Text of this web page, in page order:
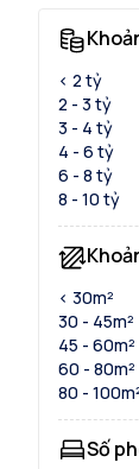
< 2 tỷ
2 - 3 tỷ
3 - 4 tỷ
4 - 6 tỷ
6 - 8 tỷ
8 - 10 tỷ
< 30m²
30 - 45m²
45 - 60m²
60 - 80m²
80 -
Số